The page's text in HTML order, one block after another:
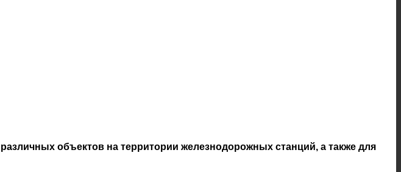
объектов на территории железнодорожных станций, а также для